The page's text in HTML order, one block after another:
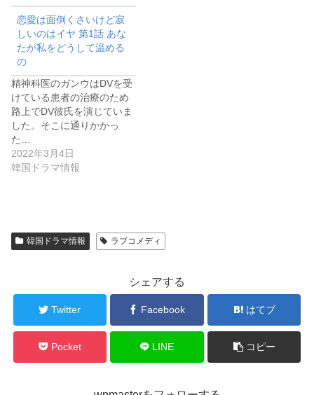
恋愛は面倒くさいけど寂
しいのはイヤ 第1話 あな
たが私をどうして温める
の
精神科医のガンウはDVを受
けている患者の治療のため
路上でDV彼氏を演じていま
した。そこに通りかかっ
た…
2022年3月4日
韓国ドラマ情報
韓国ドラマ情報 ラブコメディ
シェアする
Twitter Facebook はてブ
Pocket LINE コピー